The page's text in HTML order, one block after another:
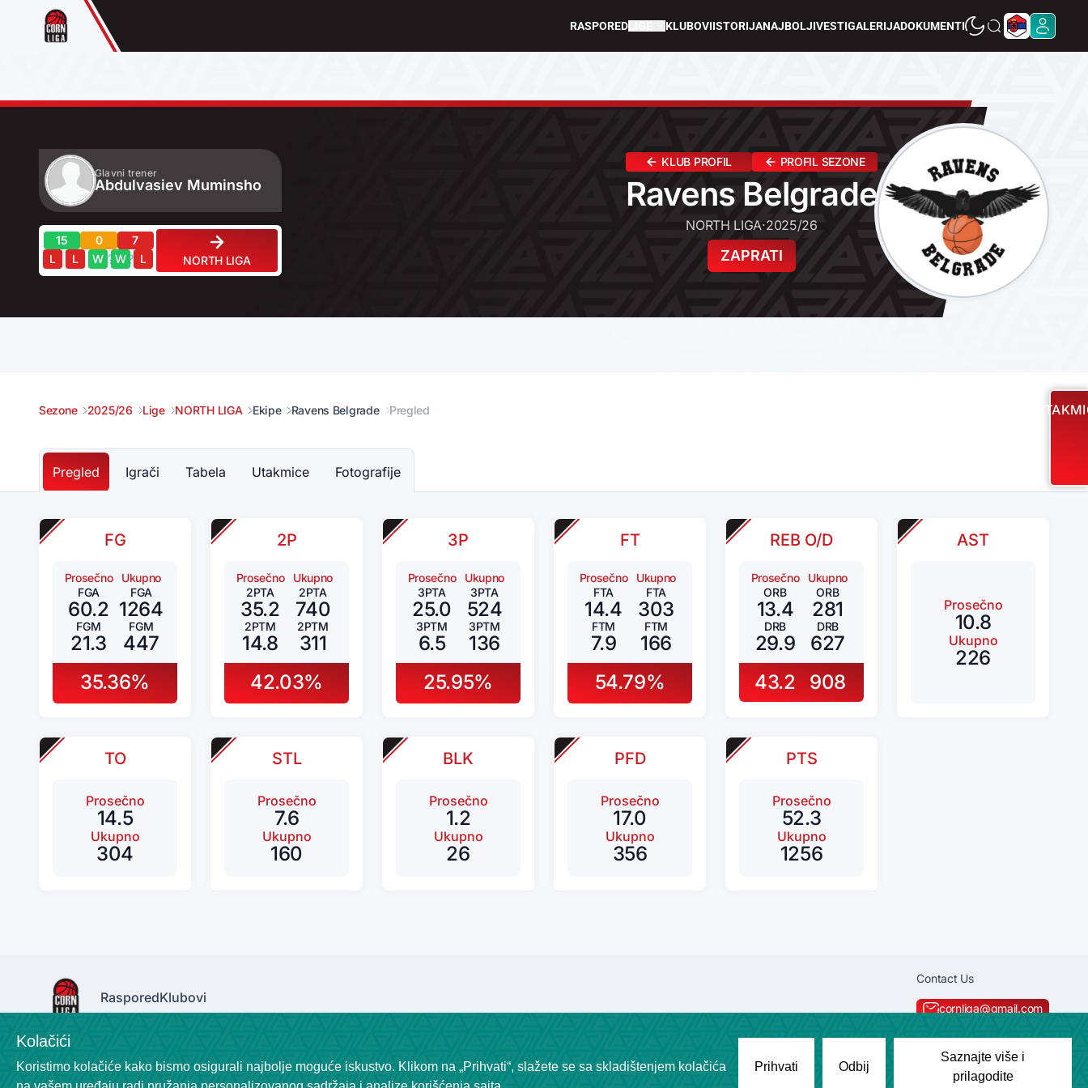
RASPORED KLUBOVIISTORIJANAJBOLJIVESTIGALERIJADOKUMENTI
Glavni trener
Abdulvasiev Muminsho
15 0 7
? ? ? ? ?
L L W W L NORTH LIGA
KLUB PROFIL PROFIL SEZONE
Ravens Belgrade
NORTH LIGA·2025/26
ZAPRATI
Sezone 2025/26 Lige NORTH LIGA Ekipe Ravens Belgrade Pregled
Pregled Igrači Tabela Utakmice Fotografije
FG
Prosečno
FGA
60.2
FGM
21.3
Ukupno
FGA
1264
FGM
447
35.36%
2P
Prosečno
2PTA
35.2
2PTM
14.8
Ukupno
2PTA
740
2PTM
311
42.03%
3P
Prosečno
3PTA
25.0
3PTM
6.5
Ukupno
3PTA
524
3PTM
136
25.95%
FT
Prosečno
FTA
14.4
FTM
7.9
Ukupno
FTA
303
FTM
166
54.79%
REB O/D
Prosečno
ORB
13.4
DRB
29.9
Ukupno
ORB
281
DRB
627
43.2
908
AST
Prosečno
10.8
Ukupno
226
TO
Prosečno
14.5
Ukupno
304
STL
Prosečno
7.6
Ukupno
160
BLK
Prosečno
1.2
Ukupno
26
PFD
Prosečno
17.0
Ukupno
356
PTS
Prosečno
52.3
Ukupno
1256
RasporedKlubovi
Contact Us
cornliga@gmail.com
Kolačići
Koristimo kolačiće kako bismo osigurali najbolje moguće iskustvo. Klikom na „Prihvati“, slažete se sa skladištenjem kolačića
Prihvati Odbij
Saznajte više i
prilagodite